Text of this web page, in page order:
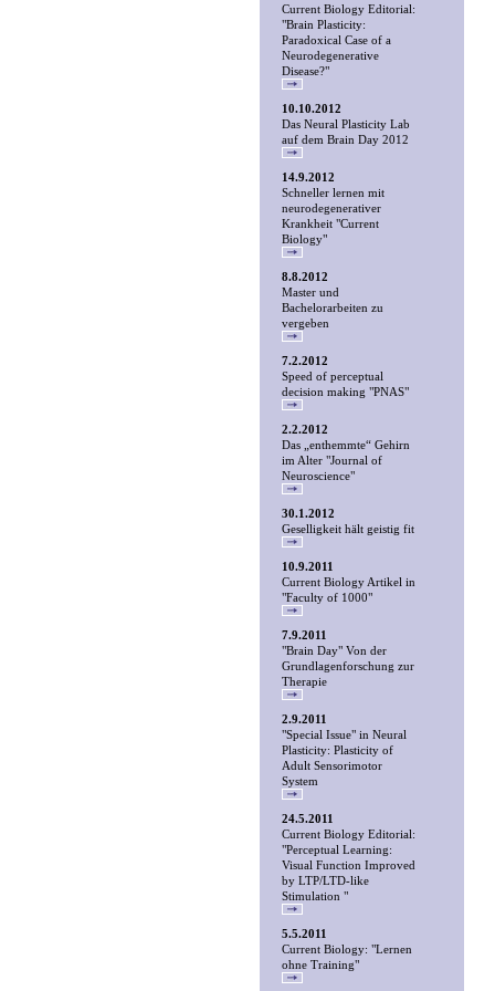
Current Biology Editorial:
"Brain Plasticity:
Paradoxical Case of a
Neurodegenerative
Disease?"
10.10.2012
Das Neural Plasticity Lab
auf dem Brain Day 2012
14.9.2012
Schneller lernen mit
neurodegenerativer
Krankheit "Current
Biology"
8.8.2012
Master und
Bachelorarbeiten zu
vergeben
7.2.2012
Speed of perceptual
decision making "PNAS"
2.2.2012
Das „enthemmte“ Gehirn
im Alter "Journal of
Neuroscience"
30.1.2012
Geselligkeit hält geistig fit
10.9.2011
Current Biology Artikel in
"Faculty of 1000"
7.9.2011
"Brain Day" Von der
Grundlagenforschung zur
Therapie
2.9.2011
"Special Issue" in Neural
Plasticity: Plasticity of
Adult Sensorimotor
System
24.5.2011
Current Biology Editorial:
"Perceptual Learning:
Visual Function Improved
by LTP/LTD-like
Stimulation "
5.5.2011
Current Biology: "Lernen
ohne Training"